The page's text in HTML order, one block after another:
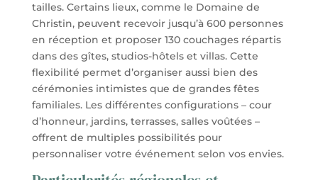
tailles. Certains lieux, comme le Domaine de
Christin, peuvent recevoir jusqu’à 600 personnes
en réception et proposer 130 couchages répartis
dans des gîtes, studios-hôtels et villas. Cette
flexibilité permet d’organiser aussi bien des
cérémonies intimistes que de grandes fêtes
familiales. Les différentes configurations – cour
d’honneur, jardins, terrasses, salles voûtées –
offrent de multiples possibilités pour
personnaliser votre événement selon vos envies.